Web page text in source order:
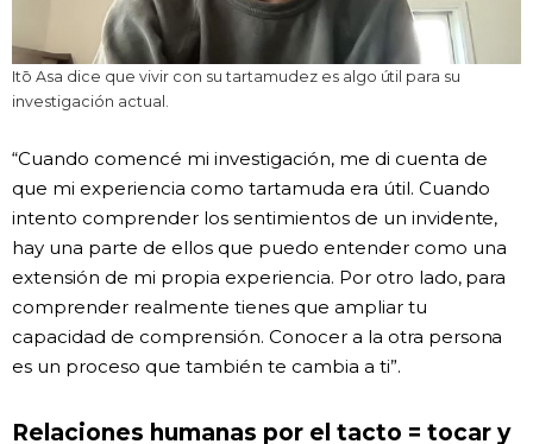
Itō Asa dice que vivir con su tartamudez es algo útil para su
investigación actual.
“Cuando comencé mi investigación, me di cuenta de
que mi experiencia como tartamuda era útil. Cuando
intento comprender los sentimientos de un invidente,
hay una parte de ellos que puedo entender como una
extensión de mi propia experiencia. Por otro lado, para
comprender realmente tienes que ampliar tu
capacidad de comprensión. Conocer a la otra persona
es un proceso que también te cambia a ti”.
Relaciones humanas por el tacto = tocar y